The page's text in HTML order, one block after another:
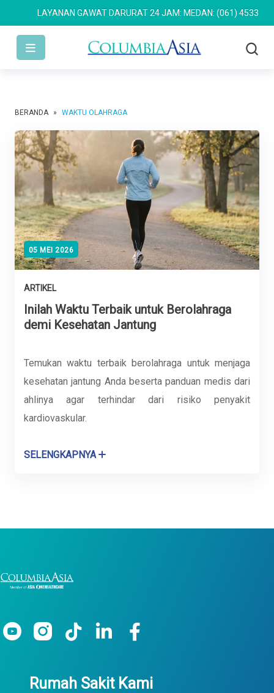
LAYANAN GAWAT DARURAT 24 JAM: MEDAN: (061) 4533 636
BERANDA » WAKTU OLAHRAGA
05 MEI 2026
ARTIKEL
Inilah Waktu Terbaik untuk Berolahraga
demi Kesehatan Jantung
Temukan waktu terbaik berolahraga untuk menjaga
kesehatan jantung Anda beserta panduan medis dari
ahlinya agar terhindar dari risiko penyakit
kardiovaskular.
SELENGKAPNYA
Rumah Sakit Kami